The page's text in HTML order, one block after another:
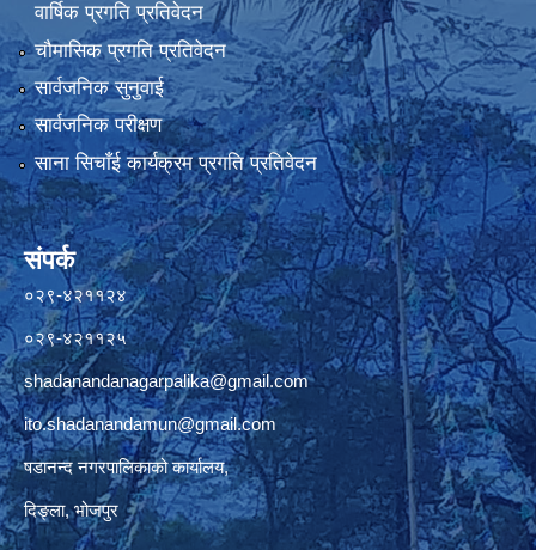
वार्षिक प्रगति प्रतिवेदन
चौमासिक प्रगति प्रतिवेदन
सार्वजनिक सुनुवाई
सार्वजनिक परीक्षण
साना सिचाँई कार्यक्रम प्रगति प्रतिवेदन
संपर्क
०२९-४२११२४
०२९-४२११२५
shadanandanagarpalika@gmail.com
ito.shadanandamun@gmail.com
षडानन्द नगरपालिकाको कार्यालय,
दिङ्ला, भोजपुर